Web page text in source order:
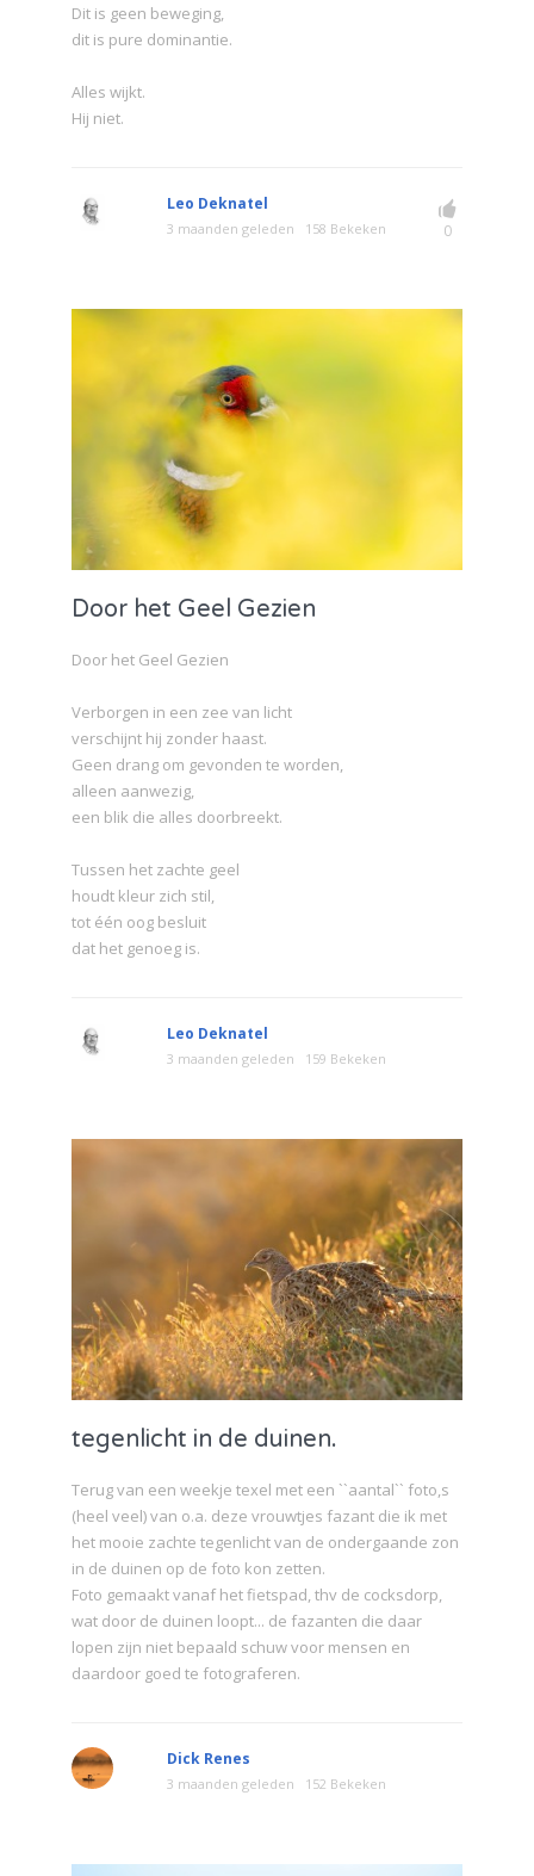
Dit is geen beweging,
dit is pure dominantie.
Alles wijkt.
Hij niet.
Leo Deknatel
3 maanden geleden 158 Bekeken 0
Door het Geel Gezien
Door het Geel Gezien
Verborgen in een zee van licht
verschijnt hij zonder haast.
Geen drang om gevonden te worden,
alleen aanwezig,
een blik die alles doorbreekt.
Tussen het zachte geel
houdt kleur zich stil,
tot één oog besluit
dat het genoeg is.
Leo Deknatel
3 maanden geleden 159 Bekeken
tegenlicht in de duinen.
Terug van een weekje texel met een ``aantal`` foto,s
(heel veel) van o.a. deze vrouwtjes fazant die ik met
het mooie zachte tegenlicht van de ondergaande zon
in de duinen op de foto kon zetten.
Foto gemaakt vanaf het fietspad, thv de cocksdorp,
wat door de duinen loopt... de fazanten die daar
lopen zijn niet bepaald schuw voor mensen en
daardoor goed te fotograferen.
Dick Renes
3 maanden geleden 152 Bekeken